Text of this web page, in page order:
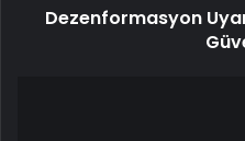
Dezenformasyon